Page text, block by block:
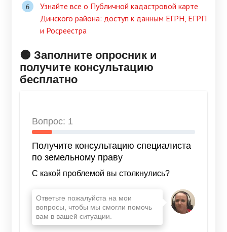
Узнайте все о Публичной кадастровой карте
Динского района: доступ к данным ЕГРН, ЕГРП
и Росреестра
🟠 Заполните опросник и
получите консультацию
бесплатно